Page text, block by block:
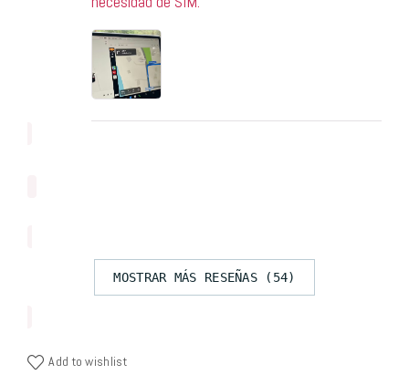
MOSTRAR MÁS RESEÑAS (54)
Add to wishlist